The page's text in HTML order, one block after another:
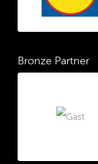
Bronze Partner